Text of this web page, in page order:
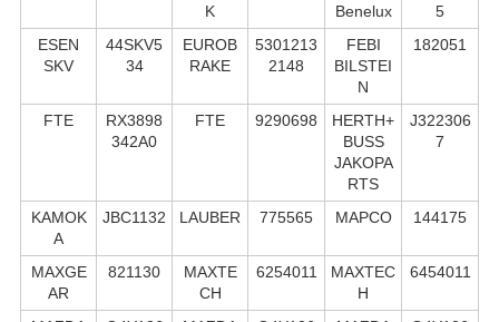
K
Benelux
5
ESEN
SKV
44SKV5
34
EUROB
RAKE
5301213
2148
FEBI
BILSTEI
N
182051
FTE
RX3898
342A0
FTE 9290698
HERTH+
BUSS
JAKOPA
RTS
J322306
7
KAMOK
A
JBC1132 LAUBER 775565 MAPCO 144175
MAXGE
AR
821130
MAXTE
CH
6254011
MAXTEC
H
6454011